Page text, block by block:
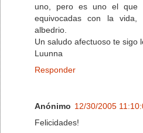
uno, pero es uno el que
equivocadas con la
albedrio.
Un saludo afectuoso te sigo
Luunna
Responder
Anónimo 12/30/2005
Felicidades!